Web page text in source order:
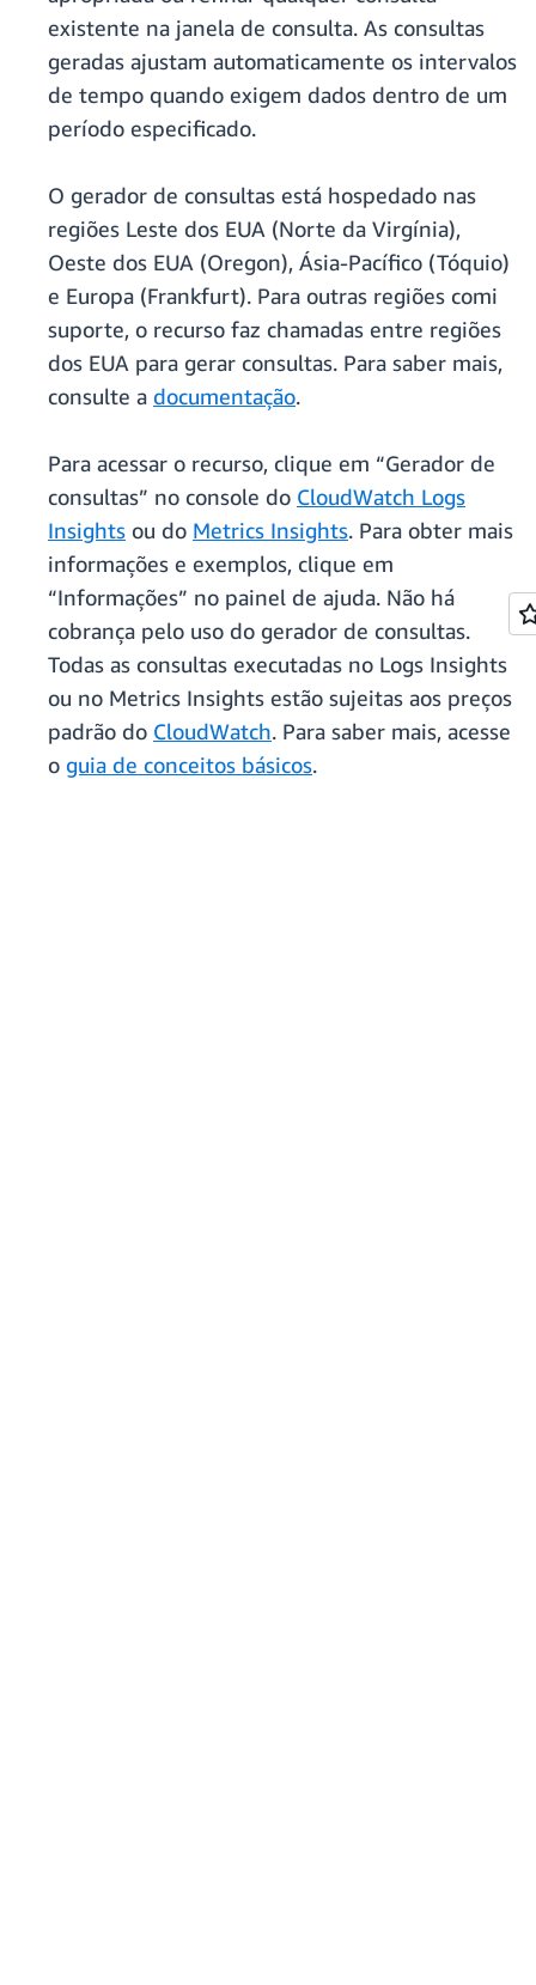
existente na janela de consulta. As consultas
geradas ajustam automaticamente os intervalos
de tempo quando exigem dados dentro de um
período especificado.
O gerador de consultas está hospedado nas
regiões Leste dos EUA (Norte da Virgínia),
Oeste dos EUA (Oregon), Ásia-Pacífico (Tóquio)
e Europa (Frankfurt). Para outras regiões comi
suporte, o recurso faz chamadas entre regiões
dos EUA para gerar consultas. Para saber mais,
consulte a documentação.
Para acessar o recurso, clique em “Gerador de
consultas” no console do CloudWatch Logs
Insights ou do Metrics Insights. Para obter mais
informações e exemplos, clique em
“Informações” no painel de ajuda. Não há
cobrança pelo uso do gerador de consultas.
Todas as consultas executadas no Logs Insights
ou no Metrics Insights estão sujeitas aos preços
padrão do CloudWatch. Para saber mais, acesse
o guia de conceitos básicos.